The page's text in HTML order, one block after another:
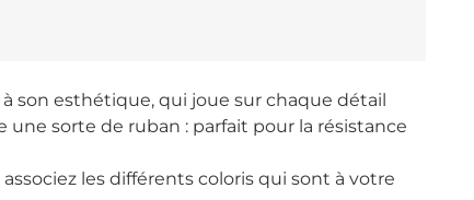
son esthétique, qui joue sur chaque détail
sorte de ruban : parfait pour la résistance
les différents coloris qui sont à votre